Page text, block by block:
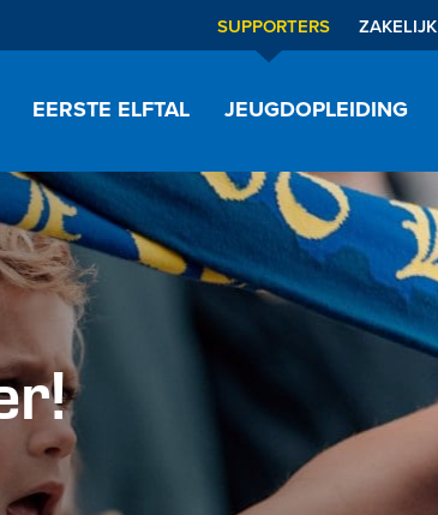
SUPPORTERS ZAKELIJK
EERSTE ELFTAL JEUGDOPLEIDING